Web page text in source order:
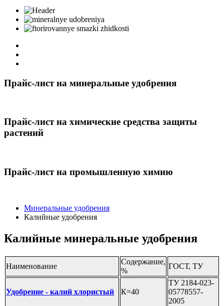
Прайс-лист на минеральные удобрения
Прайс-лист на химические средства защиты
растений
Прайс-лист на промышленную химию
Минеральные удобрения
Калийные удобрения
Калийные минеральные удобрения
Наименование
Содержание,
%
ГОСТ, ТУ
Удобрение - калий хлористый К=40
ТУ 2184-023-
05778557-
2005